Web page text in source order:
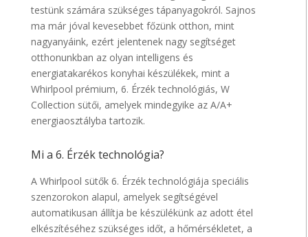
testünk számára szükséges tápanyagokról. Sajnos
ma már jóval kevesebbet főzünk otthon, mint
nagyanyáink, ezért jelentenek nagy segítséget
otthonunkban az olyan intelligens és
energiatakarékos konyhai készülékek, mint a
Whirlpool prémium, 6. Érzék technológiás, W
Collection sütői, amelyek mindegyike az A/A+
energiaosztályba tartozik.
Mi a 6. Érzék technológia?
A Whirlpool sütők 6. Érzék technológiája speciális
szenzorokon alapul, amelyek segítségével
automatikusan állítja be készülékünk az adott étel
elkészítéséhez szükséges időt, a hőmérsékletet, a